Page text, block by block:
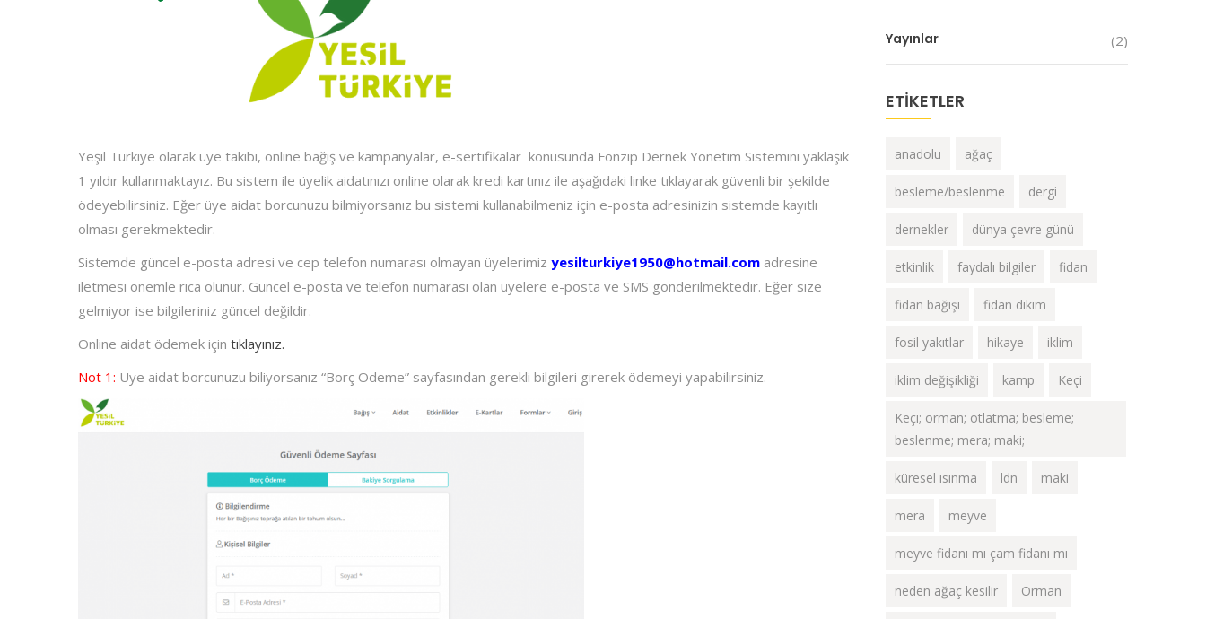
Yeşil Türkiye olarak üye takibi, online bağış ve kampanyalar, e-sertifikalar konusunda Fonzip Dernek Yönetim Sistemini yaklaşık
1 yıldır kullanmaktayız. Bu sistem ile üyelik aidatınızı online olarak kredi kartınız ile aşağıdaki linke tıklayarak güvenli bir şekilde
ödeyebilirsiniz. Eğer üye aidat borcunuzu bilmiyorsanız bu sistemi kullanabilmeniz için e-posta adresinizin sistemde kayıtlı
olması gerekmektedir.
Sistemde güncel e-posta adresi ve cep telefon numarası olmayan üyelerimiz yesilturkiye1950@hotmail.com adresine
iletmesi önemle rica olunur. Güncel e-posta ve telefon numarası olan üyelere e-posta ve SMS gönderilmektedir. Eğer size
gelmiyor ise bilgileriniz güncel değildir.
Online aidat ödemek için tıklayınız.
Not 1: Üye aidat borcunuzu biliyorsanız “Borç Ödeme” sayfasından gerekli bilgileri girerek ödemeyi yapabilirsiniz.
Yayınlar (2)
ETIKETLER
anadolu ağaç
besleme/beslenme dergi
dernekler dünya çevre günü
etkinlik faydalı bilgiler fidan
fidan bağışı fidan dikim
fosil yakıtlar hikaye iklim
iklim değişikliği kamp Keçi
Keçi; orman; otlatma; besleme;
beslenme; mera; maki;
küresel ısınma ldn maki
mera meyve
meyve fidanı mı çam fidanı mı
neden ağaç kesilir Orman